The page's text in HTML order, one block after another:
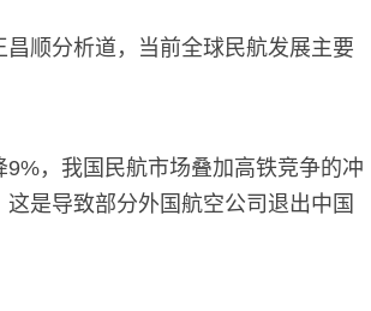
顺分析道，当前全球民航发展主要
，我国民航市场叠加高铁竞争的冲
是导致部分外国航空公司退出中国